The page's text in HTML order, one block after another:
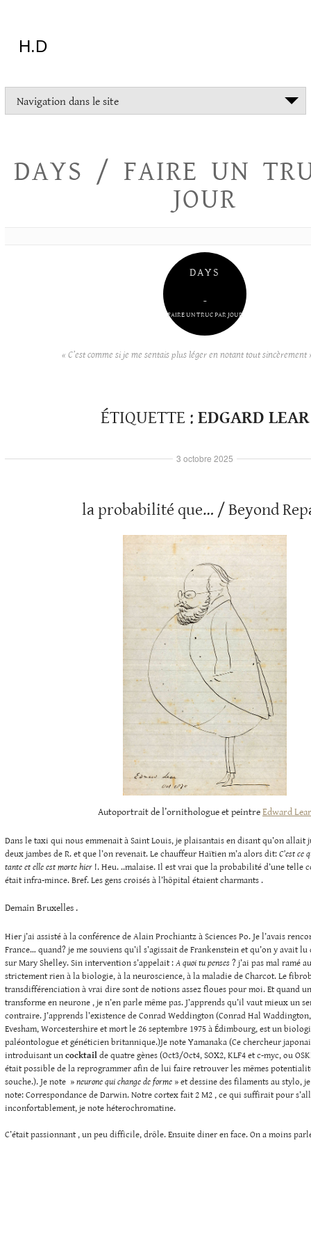
H.D
tout
essayer
Navigation dans le site
DAYS / FAIRE UN
JOUR
DAYS
–
FAIRE UN TRUC PAR JOUR
« C’est comme si je me sentais plus léger en notant tout sincèrement
ÉTIQUETTE : EDGARD LEAR
la probabilité que… / Beyond
Autoportrait de l’ornithologue et peintreEdward Lear
Dans le taxi qui nous emmenait à Saint Louis, je plaisantais en disant qu’on allait
deux jambes de R. et que l’on revenait. Le chauffeur Haïtien m’a alors dit: C’est ce
tante et elle est morte hier !. Heu. ..malaise. Il est vrai que la probabilité d’une telle
était infra-mince. Bref. Les gens croisés à l’hôpital étaient charmants .
Demain Bruxelles .
Hier j’ai assisté à la conférence de Alain Prochiantz à Sciences Po. Je l’avais
France… quand? je me souviens qu’il s’agissait de Frankenstein et qu’on y avait lu
sur Mary Shelley. Sin intervention s’appelait : A quoi tu penses ? j’ai pas mal ramé
strictement rien à la biologie, à la neuroscience, à la maladie de Charcot. Le
transdifférenciation à vrai dire sont de notions assez floues pour moi. Et quand
transforme en neurone , je n’en parle même pas. J’apprends qu’il vaut mieux un
contraire. J’apprends l’existence de Conrad Weddington (Conrad Hal
Evesham, Worcestershire et mort le 26 septembre 1975 à Édimbourg, est un
paléontologue et généticien britannique.)Je note Yamanaka (Ce chercheur
introduisant un cocktail de quatre gènes (Oct3/Oct4, SOX2, KLF4 et c-myc, ou
était possible de la reprogrammer afin de lui faire retrouver les mêmes
souche.). Je note » neurone qui change de forme » et dessine des filaments au stylo,
note: Correspondance de Darwin. Notre cortex fait 2 M2 , ce qui suffirait pour
inconfortablement, je note héterochromatine.
C’était passionnant , un peu difficile, drôle. Ensuite diner en face. On a moins
3 octobre 2025